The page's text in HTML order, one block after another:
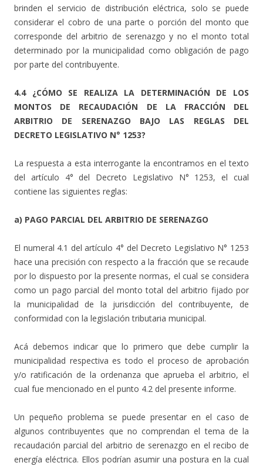
brinden el servicio de distribución eléctrica, solo se puede
considerar el cobro de una parte o porción del monto que
corresponde del arbitrio de serenazgo y no el monto total
determinado por la municipalidad como obligación de pago
por parte del contribuyente.
4.4 ¿CÓMO SE REALIZA LA DETERMINACIÓN DE LOS
MONTOS DE RECAUDACIÓN DE LA FRACCIÓN DEL
ARBITRIO DE SERENAZGO BAJO LAS REGLAS DEL
DECRETO LEGISLATIVO N° 1253?
La respuesta a esta interrogante la encontramos en el texto
del artículo 4° del Decreto Legislativo N° 1253, el cual
contiene las siguientes reglas:
a) PAGO PARCIAL DEL ARBITRIO DE SERENAZGO
El numeral 4.1 del artículo 4° del Decreto Legislativo N° 1253
hace una precisión con respecto a la fracción que se recaude
por lo dispuesto por la presente normas, el cual se considera
como un pago parcial del monto total del arbitrio fijado por
la municipalidad de la jurisdicción del contribuyente, de
conformidad con la legislación tributaria municipal.
Acá debemos indicar que lo primero que debe cumplir la
municipalidad respectiva es todo el proceso de aprobación
y/o ratificación de la ordenanza que aprueba el arbitrio, el
cual fue mencionado en el punto 4.2 del presente informe.
Un pequeño problema se puede presentar en el caso de
algunos contribuyentes que no comprendan el tema de la
recaudación parcial del arbitrio de serenazgo en el recibo de
energía eléctrica. Ellos podrían asumir una postura en la cual